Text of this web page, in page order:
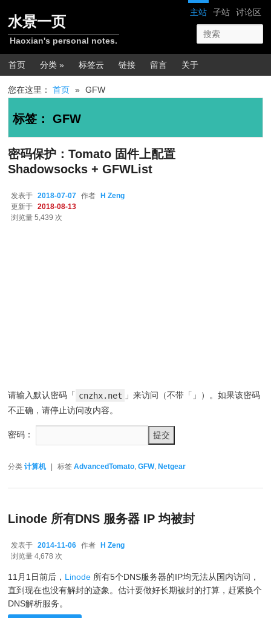
网站导航
主站 子站 讨论区
水景一页
Haoxian's personal notes.
主菜单
首页 分类 » 标签云 链接 留言 关于
您在这里：首页 » GFW
标签：GFW
密码保护：Tomato 固件上配置
Shadowsocks + GFWList
发表于 2018-07-07 作者
H Zeng
更新于
2018-08-13
浏览量 5,439 次
请输入默认密码「 cnzhx.net
」来访问（不带「」）。如果该密码
不正确，请停止访问改内容。
密码：
分类 计算机 标签 AdvancedTomato,GFW, Netgear
Linode 所有DNS 服务器 IP 均被封
发表于 2014-11-06 作者 H Zeng
浏览量 4,678 次
11月1日前后， Linode 所有5个DNS服务器的IP均无法从国内访问，
直到现在也没有解封的迹象。估计要做好长期被封的打算，赶紧换个
DNS解析服务。